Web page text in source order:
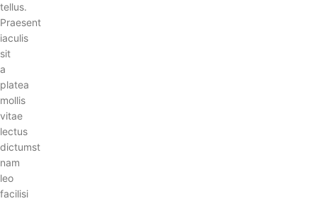
tellus.
Praesent
iaculis
sit
a
platea
mollis
vitae
lectus
dictumst
nam
leo
facilisi